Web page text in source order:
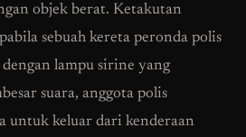
objek berat. Ketakutan
sebuah kereta peronda polis
lampu sirine yang
suara, anggota polis
untuk keluar dari kenderaan